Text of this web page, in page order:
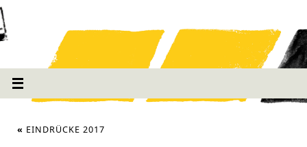
« EINDRÜCKE 2017